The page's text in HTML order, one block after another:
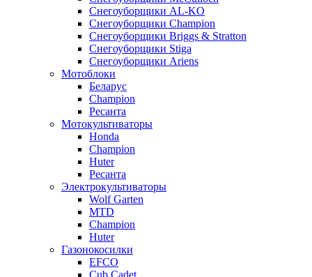
Снегоуборщики AL-KO
Снегоуборщики Champion
Снегоуборщики Briggs & Stratton
Снегоуборщики Stiga
Снегоуборщики Ariens
Мотоблоки
Беларус
Champion
Ресанта
Мотокультиваторы
Honda
Champion
Huter
Ресанта
Электрокультиваторы
Wolf Garten
MTD
Champion
Huter
Газонокосилки
EFCO
Cub Cadet